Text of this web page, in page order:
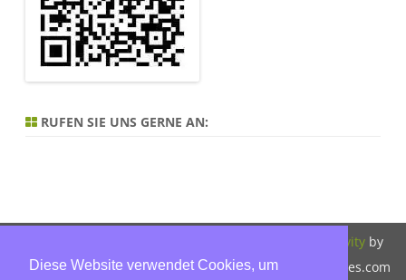
RUFEN SIE UNS GERNE AN:
Hinnerk Warter,
unsere
ZeroGravityby
GalussoThemes.com
Diese Website verwendet Cookies, um